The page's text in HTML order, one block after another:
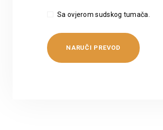
Sa ovjerom sudskog tumača.